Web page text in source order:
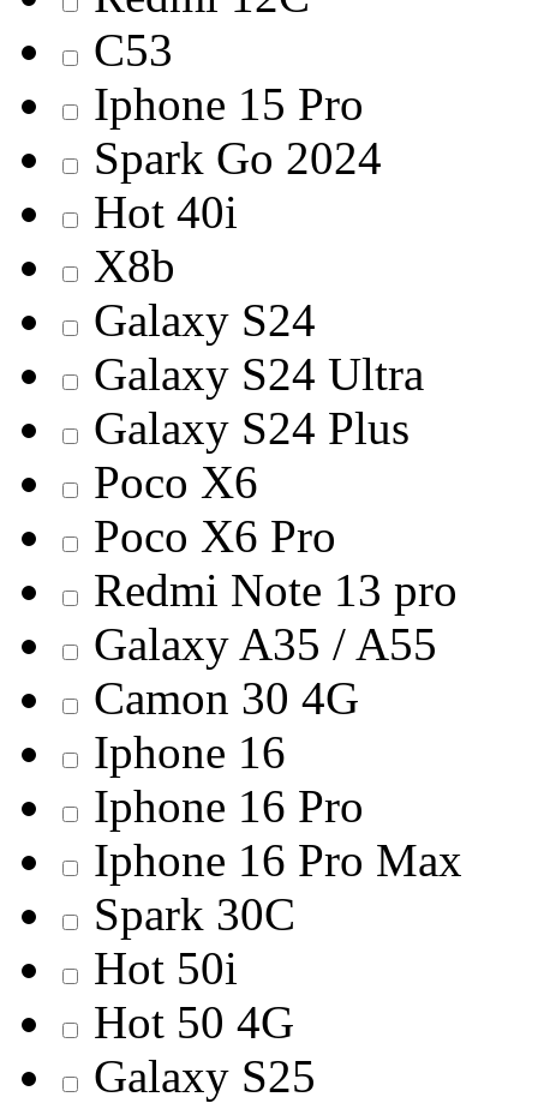
C53
Iphone 15 Pro
Spark Go 2024
Hot 40i
X8b
Galaxy S24
Galaxy S24 Ultra
Galaxy S24 Plus
Poco X6
Poco X6 Pro
Redmi Note 13 pro
Galaxy A35 / A55
Camon 30 4G
Iphone 16
Iphone 16 Pro
Iphone 16 Pro Max
Spark 30C
Hot 50i
Hot 50 4G
Galaxy S25